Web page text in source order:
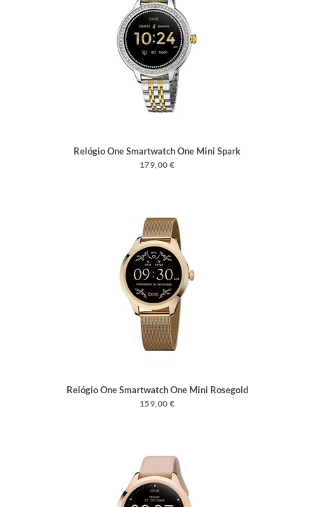
Relógio One Smartwatch One Mini Spark
Bicolor Links
179,00 €
Relógio One Smartwatch One Mini Rosegold
159,00 €